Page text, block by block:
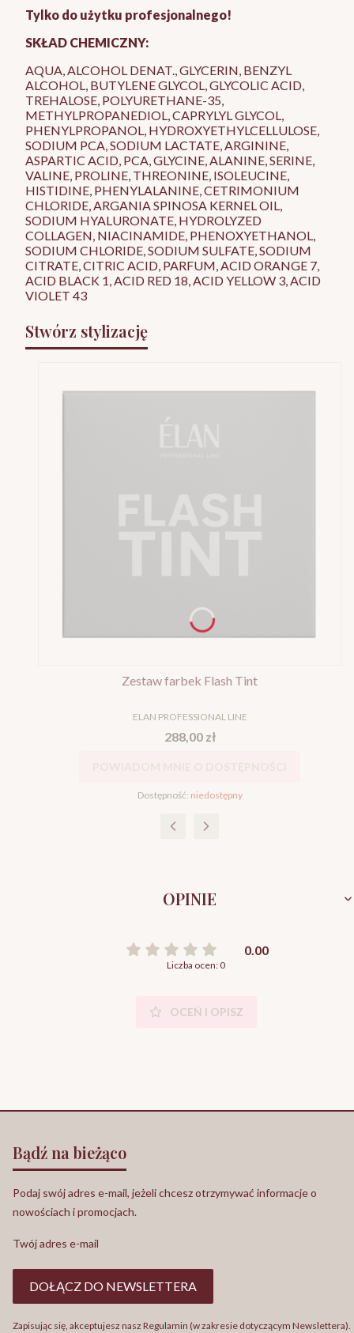
Tylko do użytku profesjonalnego!
SKŁAD CHEMICZNY:
AQUA, ALCOHOL DENAT., GLYCERIN, BENZYL
ALCOHOL, BUTYLENE GLYCOL, GLYCOLIC ACID,
TREHALOSE, POLYURETHANE-35,
METHYLPROPANEDIOL, CAPRYLYL GLYCOL,
PHENYLPROPANOL, HYDROXYETHYLCELLULOSE,
SODIUM PCA, SODIUM LACTATE, ARGININE,
ASPARTIC ACID, PCA, GLYCINE, ALANINE, SERINE,
VALINE, PROLINE, THREONINE, ISOLEUCINE,
HISTIDINE, PHENYLALANINE, CETRIMONIUM
CHLORIDE, ARGANIA SPINOSA KERNEL OIL,
SODIUM HYALURONATE, HYDROLYZED
COLLAGEN, NIACINAMIDE, PHENOXYETHANOL,
SODIUM CHLORIDE, SODIUM SULFATE, SODIUM
CITRATE, CITRIC ACID, PARFUM, ACID ORANGE 7,
ACID BLACK 1, ACID RED 18, ACID YELLOW 3, ACID
VIOLET 43
Stwórz stylizację
Zestaw farbek Flash Tint
PRODUCENT
ELAN PROFESSIONAL LINE
Cena
288,00 zł
Dostępność: niedostępny
OPINIE
0.00
Liczba ocen: 0
OCEŃ I OPISZ
Bądź na bieżąco
Podaj swój adres e-mail, jeżeli chcesz otrzymywać informacje o
nowościach i promocjach.
Twój adres e-mail
DOŁĄCZ DO NEWSLETTERA
Zapisując się, akceptujesz nasz Regulamin (w zakresie dotyczącym Newslettera).